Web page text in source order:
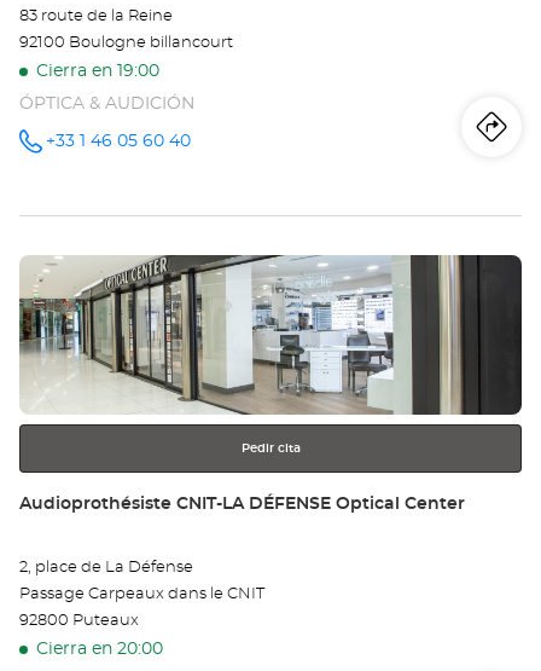
83 route de la Reine
92100 Boulogne billancourt
Cierra en 19:00
ÓPTICA & AUDICIÓN
número
+33 1 46 05 60 40
a
Pulse
ENTER
para
obtener
Pedir cita
Tienda:
Audioprothésiste CNIT-LA DÉFENSE Optical Center
2, place de La Défense
Passage Carpeaux dans le CNIT
92800 Puteaux
Cierra en 20:00